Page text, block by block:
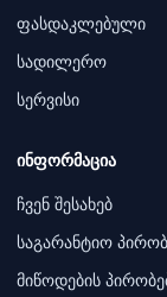
ფასდაკლებული
სადილერო
სერვისი
ინფორმაცია
ჩვენ შესახებ
საგარანტიო
მიწოდების